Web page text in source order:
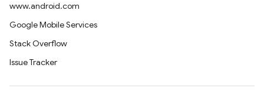
www.android.com
Google Mobile Services
Stack Overflow
Issue Tracker